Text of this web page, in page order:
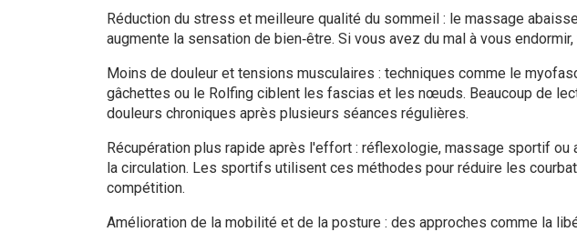
Réduction du stress et meilleure qualité du sommeil : le massage
augmente la sensation de bien‑être. Si vous avez du mal à vous
Moins de douleur et tensions musculaires : techniques comme le
gâchettes ou le Rolfing ciblent les fascias et les nœuds. Beaucoup de
douleurs chroniques après plusieurs séances régulières.
Récupération plus rapide après l'effort : réflexologie, massage sportif
la circulation. Les sportifs utilisent ces méthodes pour réduire les
compétition.
Amélioration de la mobilité et de la posture : des approches comme la